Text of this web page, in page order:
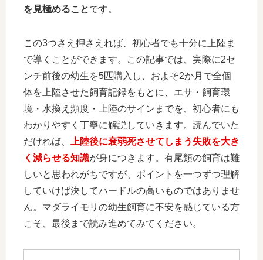
を見極めることです。
この3つさえ押さえれば、初心者でも十分に上陸ま
で導くことができます。この記事では、実際に2セ
ンチ前後の幼生を5匹購入し、およそ2か月で全個
体を上陸させた飼育記録をもとに、エサ・飼育環
境・水換え頻度・上陸のサインまでを、初心者にも
わかりやすく丁寧に解説していきます。読んでいた
だければ、
上陸後に衰弱死させてしまう失敗を大き
く減らせる知識が身につきます。有尾類の飼育は難
しいと思われがちですが、ポイントを一つずつ理解
していけば決してハードルの高いものではありませ
ん。マダライモリの幼生飼育に不安を感じている方
こそ、最後まで読み進めてみてください。